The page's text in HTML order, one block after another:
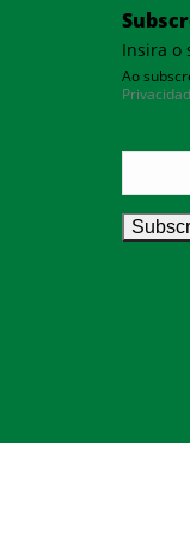
Insira o
Ao